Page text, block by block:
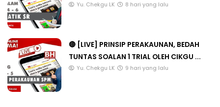
Yu. Chekgu LK 8 hari yang lalu
🔴 [LIVE] PRINSIP PERAKAUNAN, BEDAH
TUNTAS SOALAN 1 TRIAL OLEH CIKGU ...
Yu. Chekgu LK 9 hari yang lalu